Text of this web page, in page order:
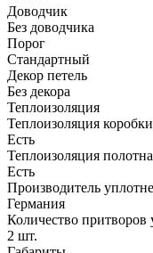
Доводчик
Без доводчика
Порог
Стандартный
Декор петель
Без декора
Теплоизоляция
Теплоизоляция
Есть
Теплоизоляция
Есть
Производитель
Германия
Количество притворов
2 шт.